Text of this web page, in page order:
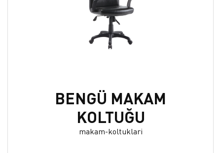
BENGÜ MAKAM
KOLTUĞU
makam-koltuklari